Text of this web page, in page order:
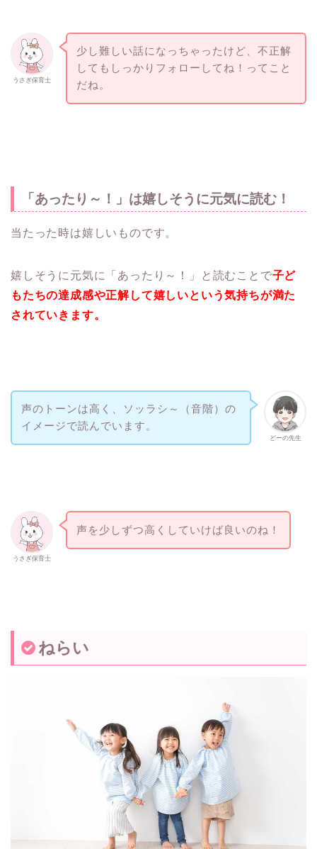
うさぎ保育士
少し難しい話になっちゃったけど、不正解
してもしっかりフォローしてね！ってこと
だね。
「あったり～！」は嬉しそうに元気に読む！
当たった時は嬉しいものです。
嬉しそうに元気に「あったり～！」と読むことで子ど
もたちの達成感や正解して嬉しいという気持ちが満た
されていきます。
どーの先生
声のトーンは高く、ソッラシ～（音階）の
イメージで読んでいます。
うさぎ保育士
声を少しずつ高くしていけば良いのね！
ねらい